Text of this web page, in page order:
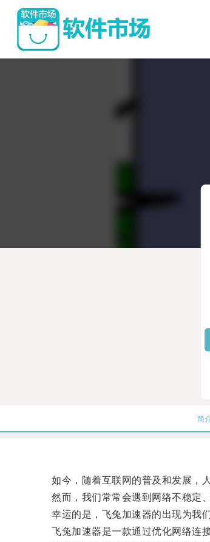
简
如今，随着互联网的普及和发展，人
然而，我们常常会遇到网络不稳定、
幸运的是，飞兔加速器的出现为我们
飞兔加速器是一款通过优化网络连接